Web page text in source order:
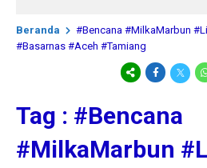
Beranda
#Bencana #MilkaMarbun
#Basarnas #Aceh #Tamiang
Tag : #Bencana
#MilkaMarbun